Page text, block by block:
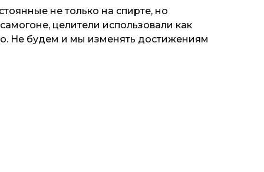
не только на спирте, но
целители использовали как
Не будем и мы изменять достижениям